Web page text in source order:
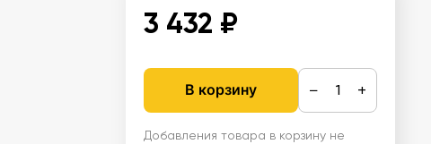
3 432 ₽
В корзину − +
Добавления товара в корзину не